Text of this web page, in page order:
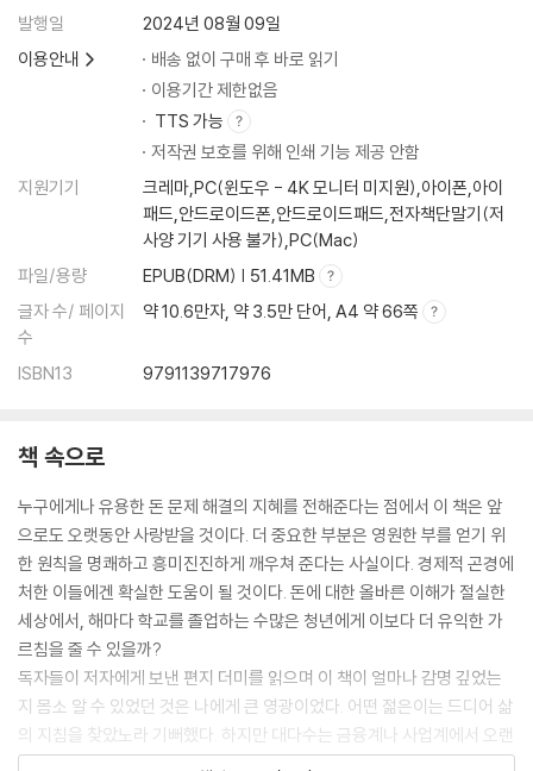
발행일
2024년 08월 09일
이용안내
배송 없이 구매 후 바로 읽기
이용기간 제한없음
TTS 가능
저작권 보호를 위해 인쇄 기능 제공 안함
지원기기
크레마,PC(윈도우 - 4K 모니터 미지원),아이폰,아이
패드,안드로이드폰,안드로이드패드,전자책단말기(저
사양 기기 사용 불가),PC(Mac)
파일/용량
EPUB(DRM) | 51.41MB
글자 수/ 페이지
수
약 10.6만자, 약 3.5만 단어, A4 약 66쪽
ISBN13 9791139717976
책 속으로
누구에게나 유용한 돈 문제 해결의 지혜를 전해준다는 점에서 이 책은 앞
으로도 오랫동안 사랑받을 것이다. 더 중요한 부분은 영원한 부를 얻기 위
한 원칙을 명쾌하고 흥미진진하게 깨우쳐 준다는 사실이다. 경제적 곤경에
처한 이들에겐 확실한 도움이 될 것이다. 돈에 대한 올바른 이해가 절실한
세상에서, 해마다 학교를 졸업하는 수많은 청년에게 이보다 더 유익한 가
르침을 줄 수 있을까?
독자들이 저자에게 보낸 편지 더미를 읽으며 이 책이 얼마나 감명 깊었는
지 몸소 알 수 있었던 것은 나에게 큰 영광이었다. 어떤 젊은이는 드디어 삶
의 지침을 찾았노라 기뻐했다. 하지만 대다수는 금융계나 사업계에서 오랜
경험을 쌓은 베테랑들이었다. 그들은 바빌론 현자의 말에 자신이 살아왔던